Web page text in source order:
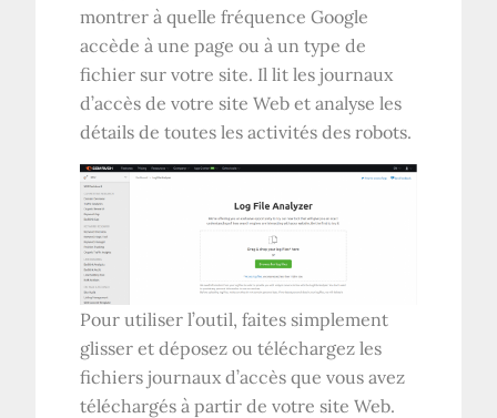
montrer à quelle fréquence Google
accède à une page ou à un type de
fichier sur votre site. Il lit les journaux
d’accès de votre site Web et analyse les
détails de toutes les activités des robots.
Pour utiliser l’outil, faites simplement
glisser et déposez ou téléchargez les
fichiers journaux d’accès que vous avez
téléchargés à partir de votre site Web.